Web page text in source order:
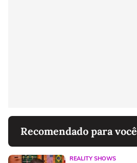
Recomendado para você
REALITY SHOWS